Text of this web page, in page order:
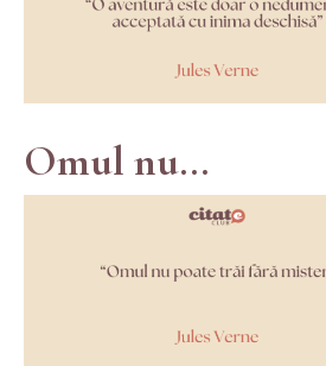
Omul nu...